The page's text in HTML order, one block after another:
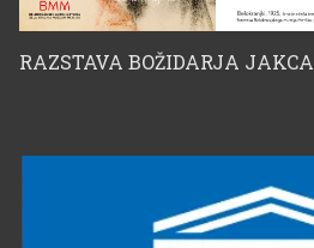
RAZSTAVA BOŽIDARJA JAKCA